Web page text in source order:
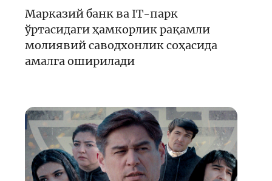
Марказий банк ва IT-парк
ўртасидаги ҳамкорлик рақамли
молиявий саводхонлик соҳасида
амалга оширилади